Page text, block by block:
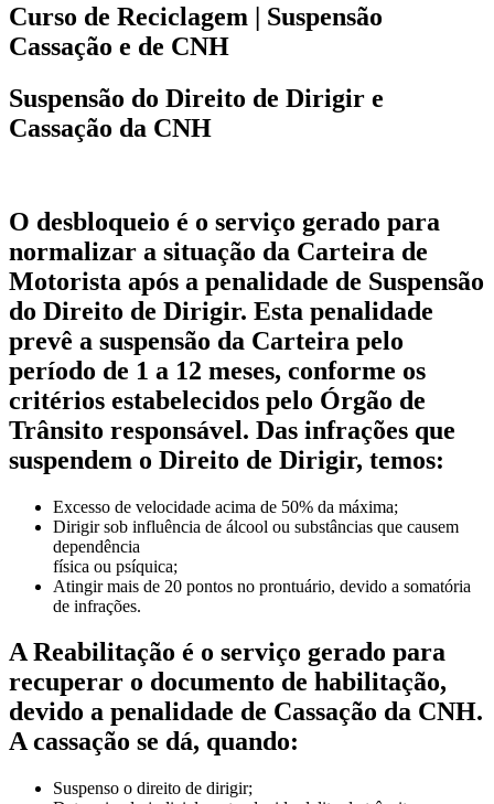
Curso de Reciclagem | Suspensão
Cassação e de CNH
Suspensão do Direito de Dirigir e
Cassação da CNH
O desbloqueio é o serviço gerado para
normalizar a situação da Carteira de
Motorista após a penalidade de Suspensão
do Direito de Dirigir. Esta penalidade
prevê a suspensão da Carteira pelo
período de 1 a 12 meses, conforme os
critérios estabelecidos pelo Órgão de
Trânsito responsável. Das infrações que
suspendem o Direito de Dirigir, temos:
Excesso de velocidade acima de 50% da máxima;
Dirigir sob influência de álcool ou substâncias que causem
dependência
física ou psíquica;
Atingir mais de 20 pontos no prontuário, devido a somatória
de infrações.
A Reabilitação é o serviço gerado para
recuperar o documento de habilitação,
devido a penalidade de Cassação da CNH.
A cassação se dá, quando:
Suspenso o direito de dirigir;